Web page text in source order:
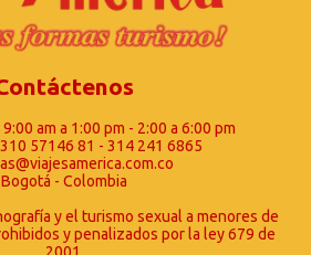
am a 1:00 pm - 2:00 a 6:00 pm
57146 81 - 314 241 6865
Bogotá - Colombia
y el turismo sexual a menores de
y penalizados por la ley 679 de